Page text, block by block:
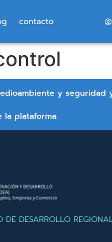
contacto
y seguridad
la plataforma
DE DESARROLLO